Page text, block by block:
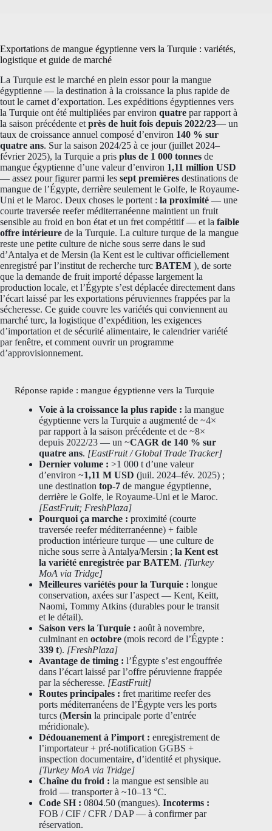
Exportations de mangue égyptienne vers la Turquie : variétés,
logistique et guide de marché
La Turquie est le marché en plein essor pour la mangue
égyptienne — la destination à la croissance la plus rapide de
tout le carnet d’exportation. Les expéditions égyptiennes vers
la Turquie ont été multipliées par environ quatre par rapport à
la saison précédente et près de huit fois depuis 2022/23— un
taux de croissance annuel composé d’environ 140 % sur
quatre ans. Sur la saison 2024/25 à ce jour (juillet 2024–
février 2025), la Turquie a pris plus de 1 000 tonnes de
mangue égyptienne d’une valeur d’environ 1,11 million USD
— assez pour figurer parmi les sept premières destinations de
mangue de l’Égypte, derrière seulement le Golfe, le Royaume-
Uni et le Maroc. Deux choses le portent : la proximité — une
courte traversée reefer méditerranéenne maintient un fruit
sensible au froid en bon état et un fret compétitif — et la faible
offre intérieure de la Turquie. La culture turque de la mangue
reste une petite culture de niche sous serre dans le sud
d’Antalya et de Mersin (la Kent est le cultivar officiellement
enregistré par l’institut de recherche turc BATEM ), de sorte
que la demande de fruit importé dépasse largement la
production locale, et l’Égypte s’est déplacée directement dans
l’écart laissé par les exportations péruviennes frappées par la
sécheresse. Ce guide couvre les variétés qui conviennent au
marché turc, la logistique d’expédition, les exigences
d’importation et de sécurité alimentaire, le calendrier variété
par fenêtre, et comment ouvrir un programme
d’approvisionnement.
Réponse rapide : mangue égyptienne vers la Turquie
Voie à la croissance la plus rapide : la mangue
égyptienne vers la Turquie a augmenté de ~4×
par rapport à la saison précédente et de ~8×
depuis 2022/23 — un ~CAGR de 140 % sur
quatre ans. [EastFruit / Global Trade Tracker]
Dernier volume : >1 000 t d’une valeur
d’environ ~1,11 M USD (juil. 2024–fév. 2025) ;
une destination top-7 de mangue égyptienne,
derrière le Golfe, le Royaume-Uni et le Maroc.
[EastFruit; FreshPlaza]
Pourquoi ça marche : proximité (courte
traversée reefer méditerranéenne) + faible
production intérieure turque — une culture de
niche sous serre à Antalya/Mersin ; la Kent est
la variété enregistrée par BATEM. [Turkey
MoA via Tridge]
Meilleures variétés pour la Turquie : longue
conservation, axées sur l’aspect — Kent, Keitt,
Naomi, Tommy Atkins (durables pour le transit
et le détail).
Saison vers la Turquie : août à novembre,
culminant en octobre (mois record de l’Égypte :
339 t). [FreshPlaza]
Avantage de timing : l’Égypte s’est engouffrée
dans l’écart laissé par l’offre péruvienne frappée
par la sécheresse. [EastFruit]
Routes principales : fret maritime reefer des
ports méditerranéens de l’Égypte vers les ports
turcs (Mersin la principale porte d’entrée
méridionale).
Dédouanement à l’import : enregistrement de
l’importateur + pré-notification GGBS +
inspection documentaire, d’identité et physique.
[Turkey MoA via Tridge]
Chaîne du froid : la mangue est sensible au
froid — transporter à ~10–13 °C.
Code SH : 0804.50 (mangues). Incoterms :
FOB / CIF / CFR / DAP — à confirmer par
réservation.